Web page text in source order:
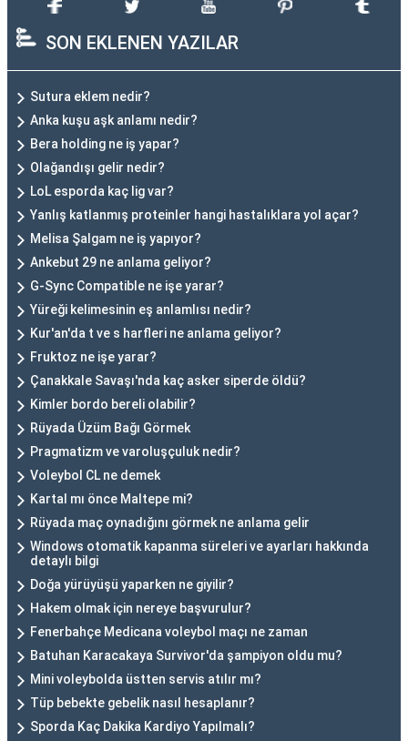
SON EKLENEN YAZILAR
Sutura eklem nedir?
Anka kuşu aşk anlamı nedir?
Bera holding ne iş yapar?
Olağandışı gelir nedir?
LoL esporda kaç lig var?
Yanlış katlanmış proteinler hangi hastalıklara yol açar?
Melisa Şalgam ne iş yapıyor?
Ankebut 29 ne anlama geliyor?
G-Sync Compatible ne işe yarar?
Yüreği kelimesinin eş anlamlısı nedir?
Kur'an'da t ve s harfleri ne anlama geliyor?
Fruktoz ne işe yarar?
Çanakkale Savaşı'nda kaç asker siperde öldü?
Kimler bordo bereli olabilir?
Rüyada Üzüm Bağı Görmek
Pragmatizm ve varoluşçuluk nedir?
Voleybol CL ne demek
Kartal mı önce Maltepe mi?
Rüyada maç oynadığını görmek ne anlama gelir
Windows otomatik kapanma süreleri ve ayarları hakkında
detaylı bilgi
Doğa yürüyüşü yaparken ne giyilir?
Hakem olmak için nereye başvurulur?
Fenerbahçe Medicana voleybol maçı ne zaman
Batuhan Karacakaya Survivor'da şampiyon oldu mu?
Mini voleybolda üstten servis atılır mı?
Tüp bebekte gebelik nasıl hesaplanır?
Sporda Kaç Dakika Kardiyo Yapılmalı?